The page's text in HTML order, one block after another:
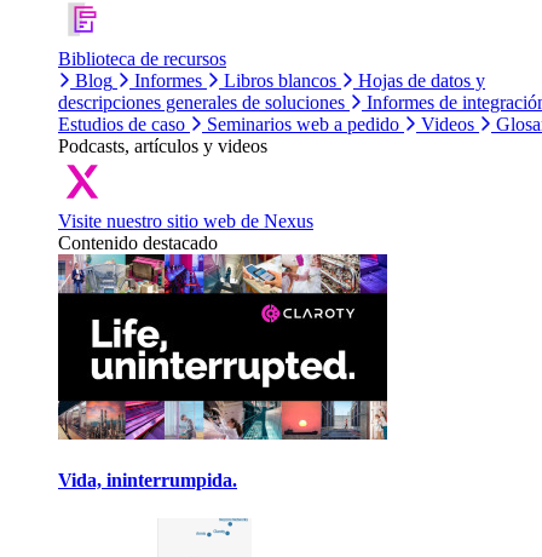
Biblioteca de recursos
Blog
Informes Libros blancos
Hojas de datos y
descripciones generales de soluciones
Informes de
Estudios de caso
Seminarios web a pedido Videos
Podcasts, artículos y videos
Visite nuestro sitio web de Nexus
Contenido destacado
Vida, ininterrumpida.